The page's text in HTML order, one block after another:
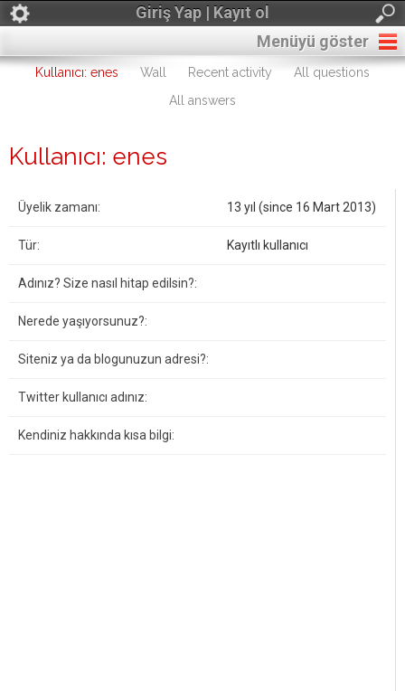
Giriş Yap | Kayıt ol
Menüyü göster
Kullanıcı: enes Wall Recent activity
All questions
All answers
Kullanıcı: enes
Üyelik zamanı: 13 yıl (since 16 Mart 2013)
Tür: Kayıtlı kullanıcı
Adınız? Size nasıl hitap edilsin?:
Nerede yaşıyorsunuz?:
Siteniz ya da blogunuzun adresi?:
Twitter kullanıcı adınız:
Kendiniz hakkında kısa bilgi: